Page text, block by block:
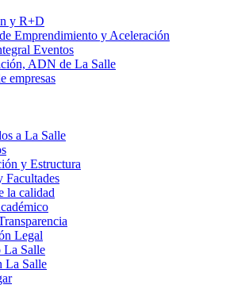
y R+D
Emprendimiento y Aceleración
Eventos
ADN de La Salle
empresas
a La Salle
y Estructura
Facultades
la calidad
Legal
La Salle
La Salle